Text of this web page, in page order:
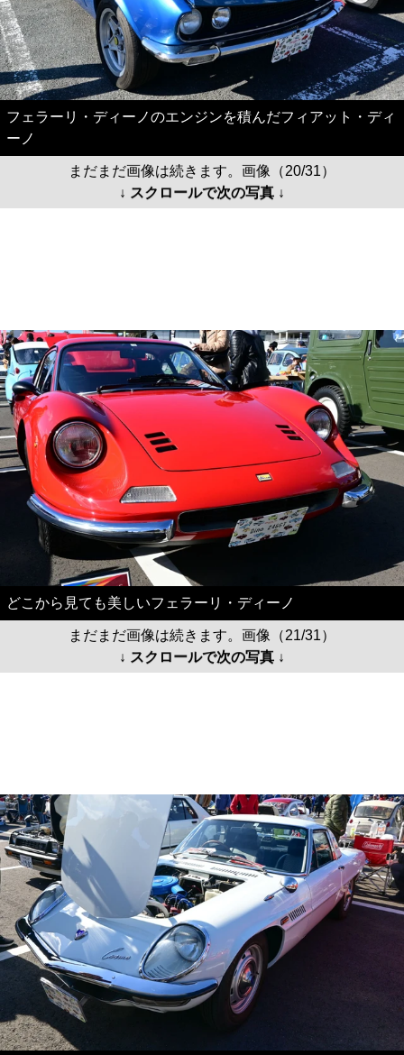
フェラーリ・ディーノのエンジンを積んだフィアット・ディ
ーノ
まだまだ画像は続きます。画像（20/31）
↓ スクロールで次の写真 ↓
どこから見ても美しいフェラーリ・ディーノ
まだまだ画像は続きます。画像（21/31）
↓ スクロールで次の写真 ↓